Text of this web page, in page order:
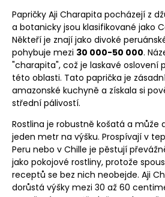
Papričky Aji Charapita pocházejí z
a botanicky jsou klasifikované jako
Někteří je znají jako divoké
pohybuje mezi 30 000-50 000.
"charapita", což je laskavé oslovení
této oblasti. Tato paprička je
amazonské kuchyně a získala si
střední pálivostí.
Rostlina je robustně košatá a může
jeden metr na výšku. Prospívají v
Peru nebo v Chille je pěstují
jako pokojové rostliny, protože
receptů se bez nich neobejde. Aji
dorůstá výšky mezi 30 až 60